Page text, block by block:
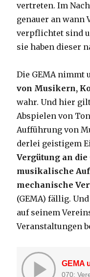
vertreten. Im
genauer an wann
verpflichtet sind
sie haben dieser
Die GEMA nimmt
von Musikern,
wahr. Und hier
Abspielen von
Aufführung von
derlei geistigem
Vergütung an
musikalische
mechanische
(GEMA) fällig.
auf seinem
Veranstaltungen